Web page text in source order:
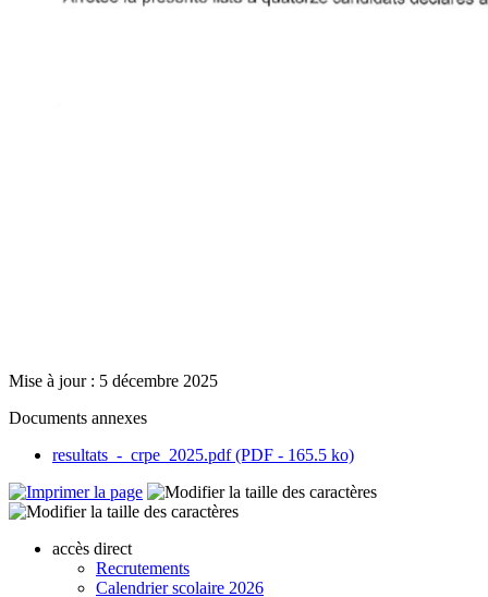
Mise à jour : 5 décembre 2025
Documents annexes
resultats_-_crpe_2025.pdf (PDF - 165.5 ko)
accès direct
Recrutements
Calendrier scolaire 2026